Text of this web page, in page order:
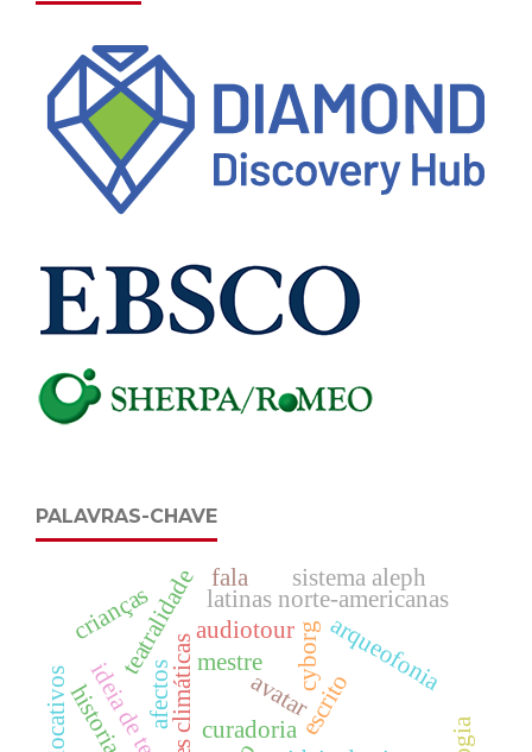
PALAVRAS-CHAVE
escrito
arqueofonia
curadoria
audiotour
teatralidade
avatar
cyborg
crianças latinas norte-americanas
afectos
sistema aleph
mestre
fala